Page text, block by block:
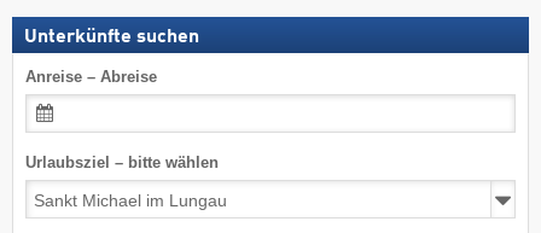
Unterkünfte suchen
Anreise – Abreise
Urlaubsziel – bitte wählen